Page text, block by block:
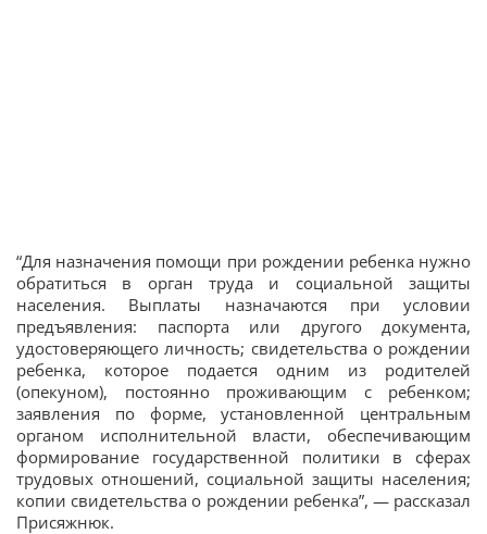
“Для назначения помощи при рождении ребенка нужно
обратиться в орган труда и социальной защиты
населения. Выплаты назначаются при условии
предъявления: паспорта или другого документа,
удостоверяющего личность; свидетельства о рождении
ребенка, которое подается одним из родителей
(опекуном), постоянно проживающим с ребенком;
заявления по форме, установленной центральным
органом исполнительной власти, обеспечивающим
формирование государственной политики в сферах
трудовых отношений, социальной защиты населения;
копии свидетельства о рождении ребенка”, — рассказал
Присяжнюк.